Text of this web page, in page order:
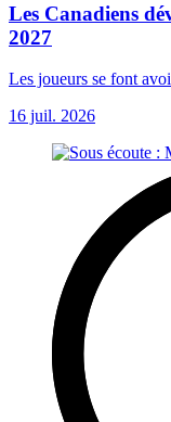
Les Canadiens
2027
Les joueurs se font
16 juil. 2026